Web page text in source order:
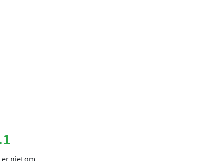
niet om.